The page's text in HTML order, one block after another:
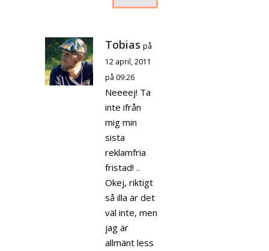
Tobias på
12 april, 2011
på 09:26
Neeeej! Ta
inte ifrån
mig min
sista
reklamfria
fristad! ..
Okej, riktigt
så illa är det
väl inte, men
jag är
allmänt less